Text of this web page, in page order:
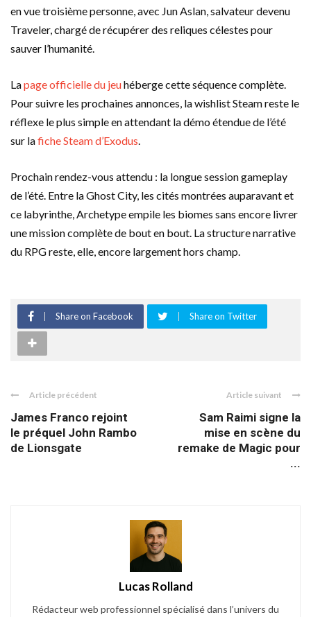
en vue troisième personne, avec Jun Aslan, salvateur devenu
Traveler, chargé de récupérer des reliques célestes pour
sauver l’humanité.
Lapage officielle du jeuhéberge cette séquence complète.
Pour suivre les prochaines annonces, la wishlist Steam reste le
réflexe le plus simple en attendant la démo étendue de l’été
sur lafiche Steam d’Exodus.
Prochain rendez-vous attendu : la longue session gameplay
de l’été. Entre la Ghost City, les cités montrées auparavant et
ce labyrinthe, Archetype empile les biomes sans encore livrer
une mission complète de bout en bout. La structure narrative
du RPG reste, elle, encore largement hors champ.
Share on Facebook Share on Twitter
Article précédent
James Franco rejoint
le préquel John Rambo
de Lionsgate
Article suivant
Sam Raimi signe la
mise en scène du
remake de Magic pour
...
Lucas Rolland
Rédacteur web professionnel spécialisé dans l’univers du